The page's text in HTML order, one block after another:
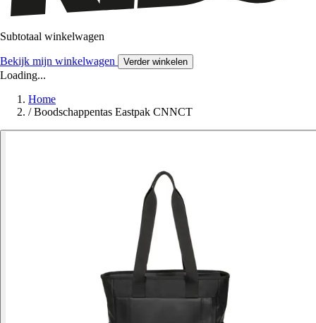
Subtotaal winkelwagen
Bekijk mijn winkelwagen Verder winkelen
Loading...
Home
/ Boodschappentas Eastpak CNNCT